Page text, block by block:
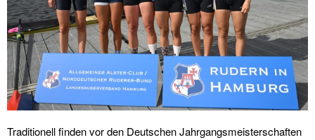
Traditionell finden vor den Deutschen Jahrgangsmeisterschaften